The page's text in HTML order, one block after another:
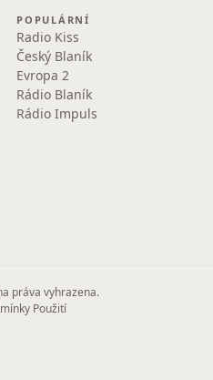
POPULÁRNÍ
Radio Kiss
Český Blaník
Evropa 2
Rádio Blaník
Rádio Impuls
práva vyhrazena.
Použití